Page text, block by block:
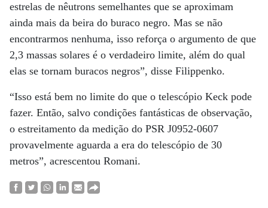
estrelas de nêutrons semelhantes que se aproximam
ainda mais da beira do buraco negro. Mas se não
encontrarmos nenhuma, isso reforça o argumento de que
2,3 massas solares é o verdadeiro limite, além do qual
elas se tornam buracos negros”, disse Filippenko.
“Isso está bem no limite do que o telescópio Keck pode
fazer. Então, salvo condições fantásticas de observação,
o estreitamento da medição do PSR J0952-0607
provavelmente aguarda a era do telescópio de 30
metros”, acrescentou Romani.